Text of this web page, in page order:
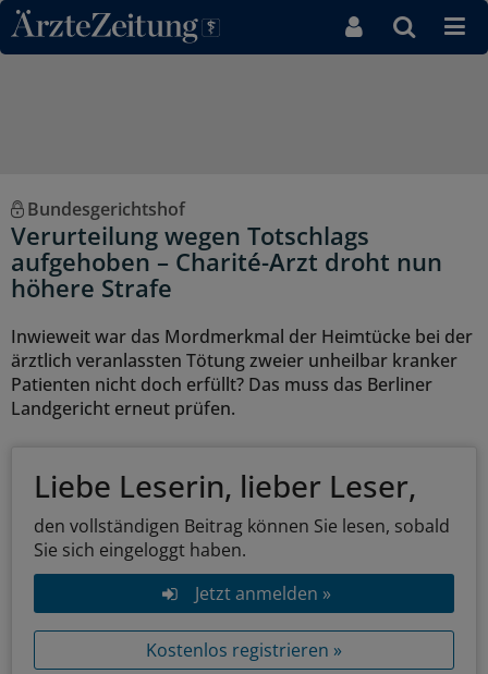
Direkt zum Inhaltsbereich
Bundesgerichtshof
Verurteilung wegen Totschlags
aufgehoben – Charité-Arzt droht nun
höhere Strafe
Inwieweit war das Mordmerkmal der Heimtücke bei der
ärztlich veranlassten Tötung zweier unheilbar kranker
Patienten nicht doch erfüllt? Das muss das Berliner
Landgericht erneut prüfen.
Liebe Leserin, lieber Leser,
den vollständigen Beitrag können Sie lesen, sobald
Sie sich eingeloggt haben.
Jetzt anmelden »
Kostenlos registrieren »